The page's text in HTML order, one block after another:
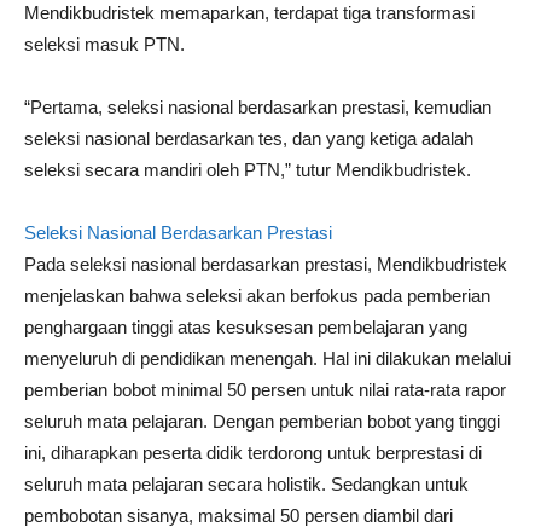
Mendikbudristek memaparkan, terdapat tiga transformasi
seleksi masuk PTN.
“Pertama, seleksi nasional berdasarkan prestasi, kemudian
seleksi nasional berdasarkan tes, dan yang ketiga adalah
seleksi secara mandiri oleh PTN,” tutur Mendikbudristek.
Seleksi Nasional Berdasarkan Prestasi
Pada seleksi nasional berdasarkan prestasi, Mendikbudristek
menjelaskan bahwa seleksi akan berfokus pada pemberian
penghargaan tinggi atas kesuksesan pembelajaran yang
menyeluruh di pendidikan menengah. Hal ini dilakukan melalui
pemberian bobot minimal 50 persen untuk nilai rata-rata rapor
seluruh mata pelajaran. Dengan pemberian bobot yang tinggi
ini, diharapkan peserta didik terdorong untuk berprestasi di
seluruh mata pelajaran secara holistik. Sedangkan untuk
pembobotan sisanya, maksimal 50 persen diambil dari